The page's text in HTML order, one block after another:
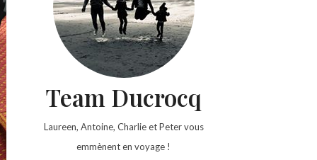
Team Ducrocq
Laureen, Antoine, Charlie et Peter vous
emmènent en voyage !